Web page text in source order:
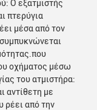
Ο εξατμιστής
πτερύγια
μέσα από τον
οχήματος μέσω
του ατμιστήρα:
αντίθετη με
ρέει από την